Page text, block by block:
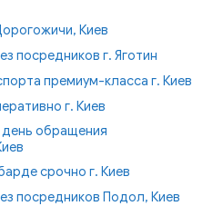
Киев
посредников г. Яготин
премиум-класса г. Киев
г. Киев
день обращения
срочно г. Киев
посредников Подол, Киев